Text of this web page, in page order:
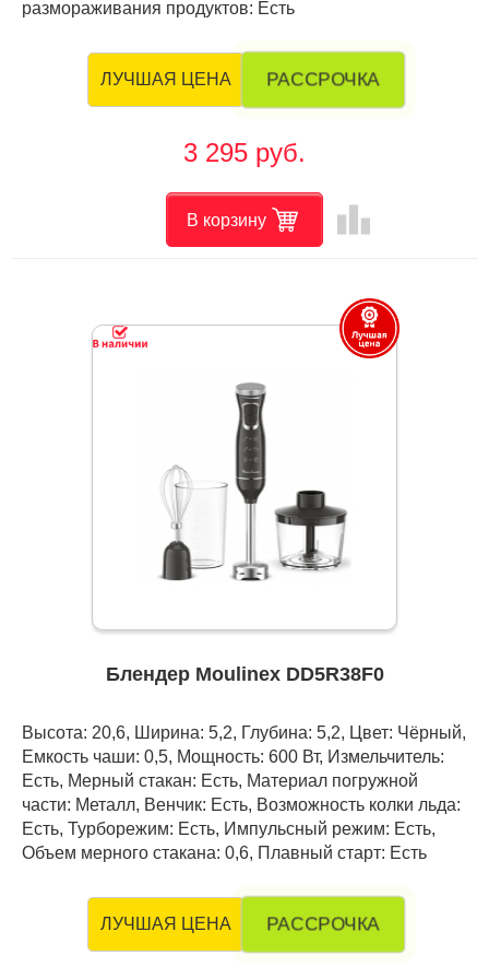
размораживания продуктов: Есть
ЛУЧШАЯ ЦЕНА РАССРОЧКА
3 295 руб.
В корзину leaderboard
Блендер Moulinex DD5R38F0
Высота: 20,6, Ширина: 5,2, Глубина: 5,2, Цвет: Чёрный,
Емкость чаши: 0,5, Мощность: 600 Вт, Измельчитель:
Есть, Мерный стакан: Есть, Материал погружной
части: Металл, Венчик: Есть, Возможность колки льда:
Есть, Турборежим: Есть, Импульсный режим: Есть,
Объем мерного стакана: 0,6, Плавный старт: Есть
ЛУЧШАЯ ЦЕНА РАССРОЧКА